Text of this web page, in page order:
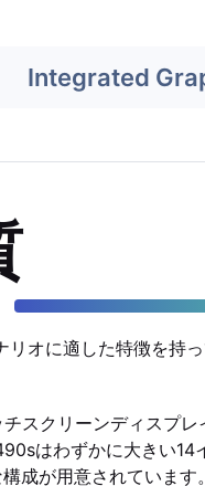
Integrated
オに適した特徴を持っ
スクリーンディスプレ
はわずかに大きい14
成が用意されています。